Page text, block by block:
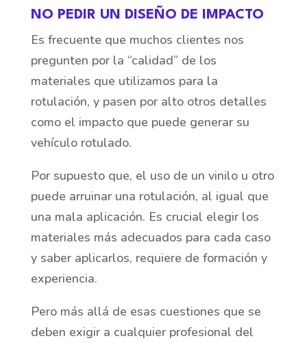
NO PEDIR UN DISEÑO DE IMPACTO
Es frecuente que muchos clientes nos
pregunten por la “calidad” de los
materiales que utilizamos para la
rotulación, y pasen por alto otros detalles
como el impacto que puede generar su
vehículo rotulado.
Por supuesto que, el uso de un vinilo u otro
puede arruinar una rotulación, al igual que
una mala aplicación. Es crucial elegir los
materiales más adecuados para cada caso
y saber aplicarlos, requiere de formación y
experiencia.
Pero más allá de esas cuestiones que se
deben exigir a cualquier profesional del